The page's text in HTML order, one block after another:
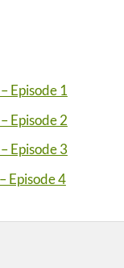
Episode 1
Episode 2
Episode 3
Episode 4